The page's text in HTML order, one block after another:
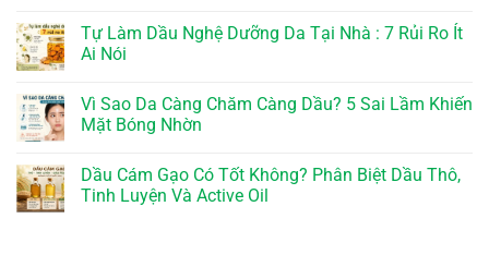
Tự Làm Dầu Nghệ Dưỡng Da Tại Nhà : 7 Rủi Ro Ít
Ai Nói
Vì Sao Da Càng Chăm Càng Dầu? 5 Sai Lầm Khiến
Mặt Bóng Nhờn
Dầu Cám Gạo Có Tốt Không? Phân Biệt Dầu Thô,
Tinh Luyện Và Active Oil